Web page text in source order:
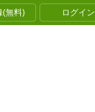
(無料) ログイン